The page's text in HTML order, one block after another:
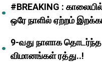
#BREAKING :
ஒரே நாளில் ஏற்றம்
9-வது நாளாக
விமானங்கள் ரத்து..!